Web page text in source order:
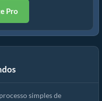
Pro
simples de